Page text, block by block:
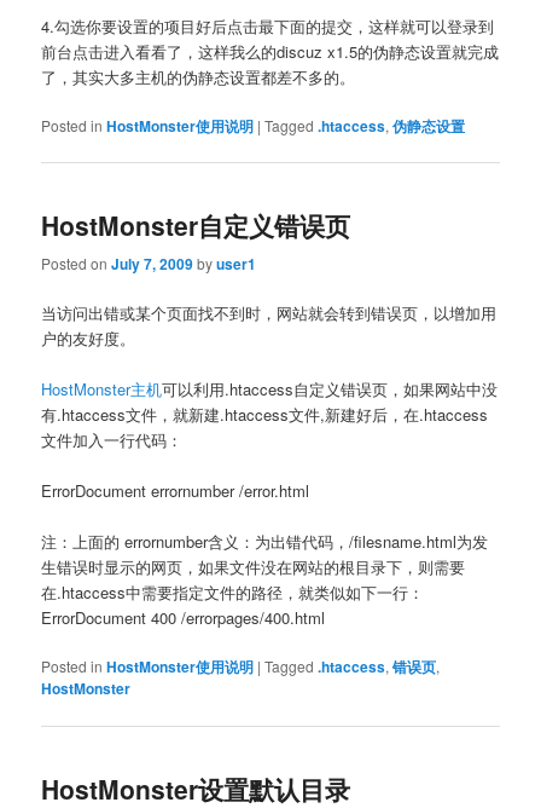
4.勾选你要设置的项目好后点击最下面的提交，这样就可以登录到
前台点击进入看看了，这样我么的discuz x1.5的伪静态设置就完成
了，其实大多主机的伪静态设置都差不多的。
Posted in HostMonster使用说明 |Tagged .htaccess,伪静态设置
HostMonster自定义错误页
Posted onJuly 7, 2009byuser1
当访问出错或某个页面找不到时，网站就会转到错误页，以增加用
户的友好度。
HostMonster主机可以利用.htaccess自定义错误页，如果网站中没
有.htaccess文件，就新建.htaccess文件,新建好后，在.htaccess
文件加入一行代码：
ErrorDocument errornumber /error.html
注：上面的 errornumber含义：为出错代码，/filesname.html为发
生错误时显示的网页，如果文件没在网站的根目录下，则需要
在.htaccess中需要指定文件的路径，就类似如下一行：
ErrorDocument 400 /errorpages/400.html
Posted in HostMonster使用说明 |Tagged .htaccess,错误页,
HostMonster
HostMonster设置默认目录